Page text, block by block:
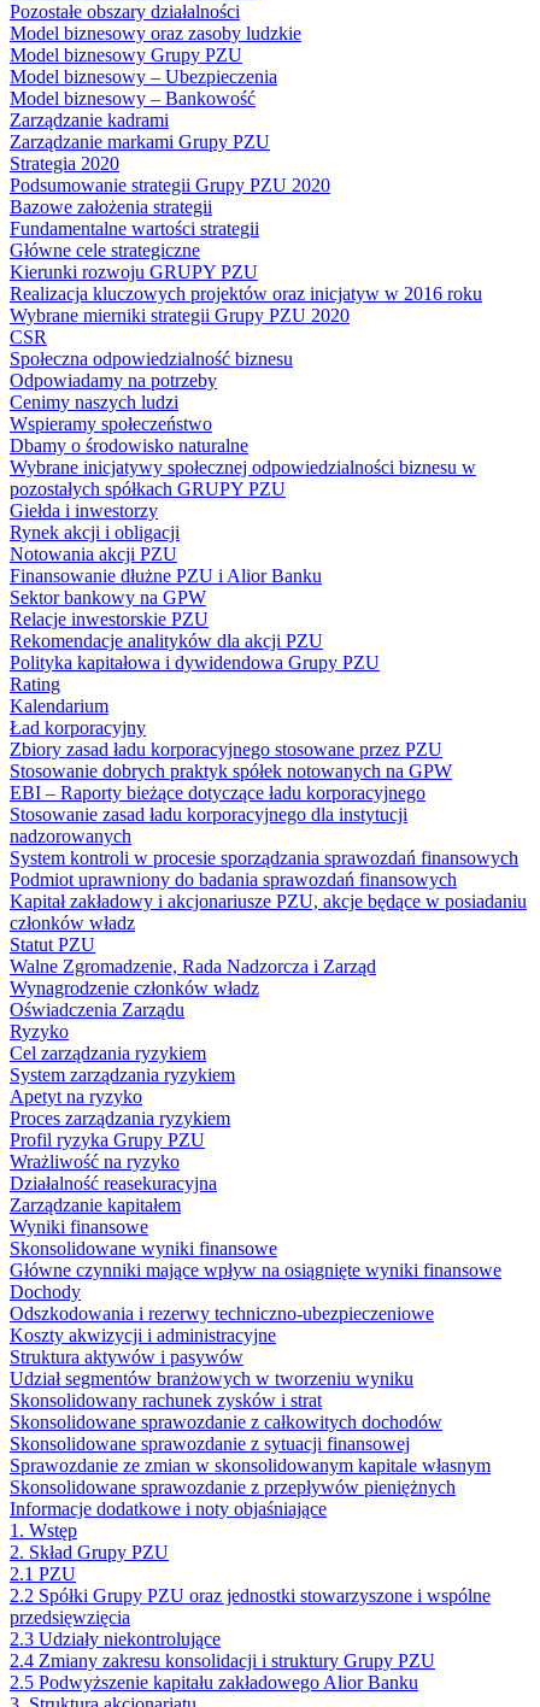
Pozostałe obszary działalności
Model biznesowy oraz zasoby ludzkie
Model biznesowy Grupy PZU
Model biznesowy – Ubezpieczenia
Model biznesowy – Bankowość
Zarządzanie kadrami
Zarządzanie markami Grupy PZU
Strategia 2020
Podsumowanie strategii Grupy PZU 2020
Bazowe założenia strategii
Fundamentalne wartości strategii
Główne cele strategiczne
Kierunki rozwoju GRUPY PZU
Realizacja kluczowych projektów oraz inicjatyw w 2016 roku
Wybrane mierniki strategii Grupy PZU 2020
CSR
Społeczna odpowiedzialność biznesu
Odpowiadamy na potrzeby
Cenimy naszych ludzi
Wspieramy społeczeństwo
Dbamy o środowisko naturalne
Wybrane inicjatywy społecznej odpowiedzialności biznesu w
pozostałych spółkach GRUPY PZU
Giełda i inwestorzy
Rynek akcji i obligacji
Notowania akcji PZU
Finansowanie dłużne PZU i Alior Banku
Sektor bankowy na GPW
Relacje inwestorskie PZU
Rekomendacje analityków dla akcji PZU
Polityka kapitałowa i dywidendowa Grupy PZU
Rating
Kalendarium
Ład korporacyjny
Zbiory zasad ładu korporacyjnego stosowane przez PZU
Stosowanie dobrych praktyk spółek notowanych na GPW
EBI – Raporty bieżące dotyczące ładu korporacyjnego
Stosowanie zasad ładu korporacyjnego dla instytucji
nadzorowanych
System kontroli w procesie sporządzania sprawozdań finansowych
Podmiot uprawniony do badania sprawozdań finansowych
Kapitał zakładowy i akcjonariusze PZU, akcje będące w posiadaniu
członków władz
Statut PZU
Walne Zgromadzenie, Rada Nadzorcza i Zarząd
Wynagrodzenie członków władz
Oświadczenia Zarządu
Ryzyko
Cel zarządzania ryzykiem
System zarządzania ryzykiem
Apetyt na ryzyko
Proces zarządzania ryzykiem
Profil ryzyka Grupy PZU
Wrażliwość na ryzyko
Działalność reasekuracyjna
Zarządzanie kapitałem
Wyniki finansowe
Skonsolidowane wyniki finansowe
Główne czynniki mające wpływ na osiągnięte wyniki finansowe
Dochody
Odszkodowania i rezerwy techniczno-ubezpieczeniowe
Koszty akwizycji i administracyjne
Struktura aktywów i pasywów
Udział segmentów branżowych w tworzeniu wyniku
Skonsolidowany rachunek zysków i strat
Skonsolidowane sprawozdanie z całkowitych dochodów
Skonsolidowane sprawozdanie z sytuacji finansowej
Sprawozdanie ze zmian w skonsolidowanym kapitale własnym
Skonsolidowane sprawozdanie z przepływów pieniężnych
Informacje dodatkowe i noty objaśniające
1. Wstęp
2. Skład Grupy PZU
2.1 PZU
2.2 Spółki Grupy PZU oraz jednostki stowarzyszone i wspólne
przedsięwzięcia
2.3 Udziały niekontrolujące
2.4 Zmiany zakresu konsolidacji i struktury Grupy PZU
2.5 Podwyższenie kapitału zakładowego Alior Banku